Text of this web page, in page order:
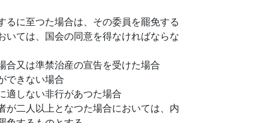
に至つた場合は、その委員を罷免する
いては、国会の同意を得なければならな
合又は準禁治産の宣告を受けた場合
できない場合
適しない非行があつた場合
二人以上となつた場合においては、内